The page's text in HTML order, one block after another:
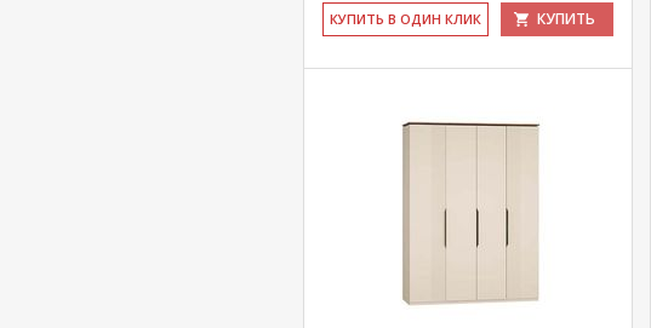
КУ­ПИТЬ В ОДИН КЛИК КУПИТЬ